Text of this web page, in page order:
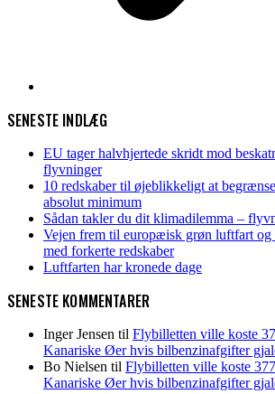
SENESTE INDLÆG
EU tager halvhjertede skridt mod
flyvninger
10 redskaber til øjeblikkeligt at
absolut minimum
Sådan takler du dit klimadilemma –
Vejen frem til europæisk grøn luftfart og
med forkerte redskaber
Luftfarten har kronede dage
SENESTE KOMMENTARER
Inger Jensen til Flybilletten ville koste
Kanariske Øer hvis bilbenzinafgifter
Bo Nielsen til Flybilletten ville koste
Kanariske Øer hvis bilbenzinafgifter